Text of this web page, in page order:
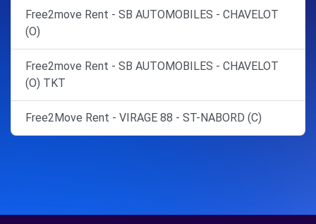
Free2move Rent - SB AUTOMOBILES - CHAVELOT
(O)
Free2move Rent - SB AUTOMOBILES - CHAVELOT
(O) TKT
Free2Move Rent - VIRAGE 88 - ST-NABORD (C)